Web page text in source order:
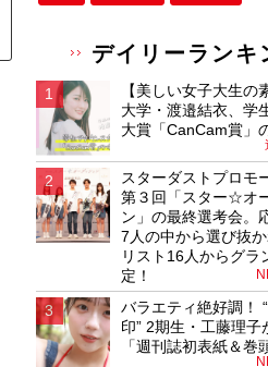
デイリーランキ
【美しい女子大生の
大学・渡邉結衣、学
大賞「CanCam賞」
スターダストプロモ
第３回「スター☆オ
ン」の最終選考会。
7人の中から選び抜
リスト16人からグラ
定！
バラエティ絶好調！
印” 2期生・工藤理子
「週刊誌初表紙＆巻